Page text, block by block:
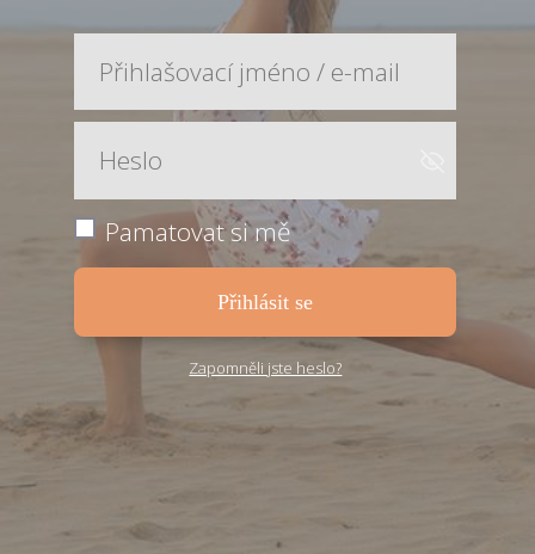
Pamatovat si mě
Přihlásit se
Zapomněli jste heslo?